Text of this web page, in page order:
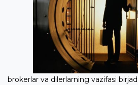
brokerlar va dilerlarning vazifasi